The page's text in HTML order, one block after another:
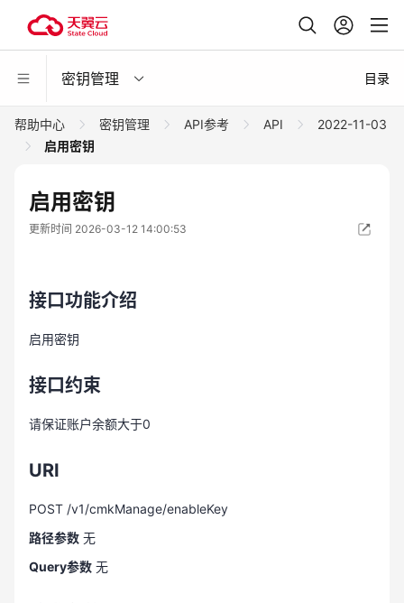
密钥管理 目录
帮助中心 密钥管理 API参考 API
2022-11-03
启用密钥
启用密钥
更新时间 2026-03-12 14:00:53
接口功能介绍
启用密钥
接口约束
请保证账户余额大于0
URI
POST /v1/cmkManage/enableKey
路径参数 无
Query参数 无